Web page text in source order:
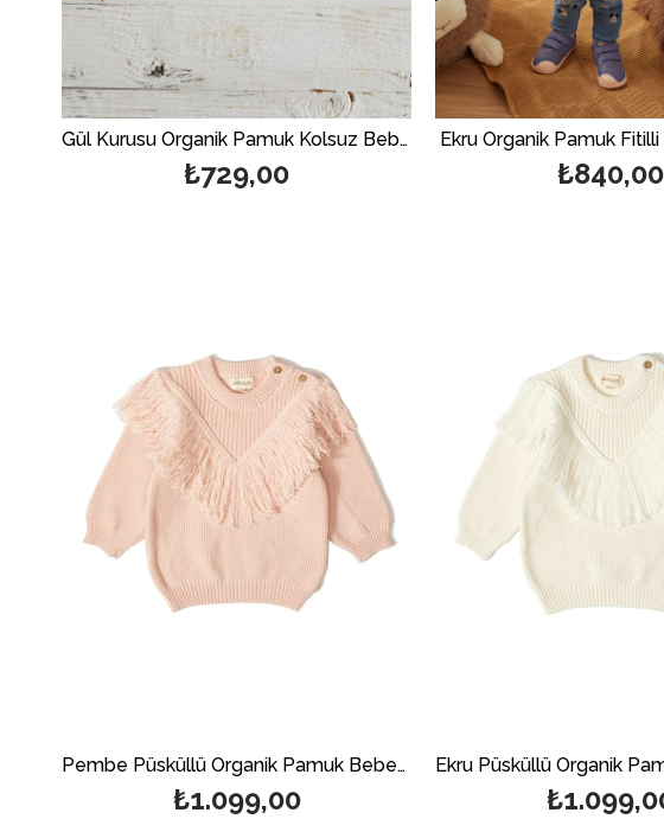
Gül Kurusu Organik Pamuk Kolsuz Bebek Pelerin
₺729,00
Ekru Organik Pamuk
₺840,00
Pembe Püsküllü Organik Pamuk Bebek Kazak
₺1.099,00